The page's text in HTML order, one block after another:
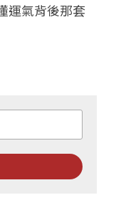
運氣背後那套